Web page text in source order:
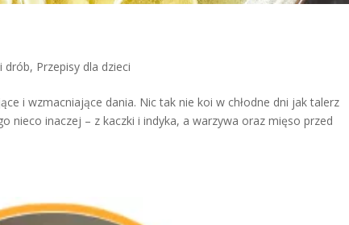
drób, Przepisy dla dzieci
i wzmacniające dania. Nic tak nie koi w chłodne dni jak talerz
nieco inaczej – z kaczki i indyka, a warzywa oraz mięso przed